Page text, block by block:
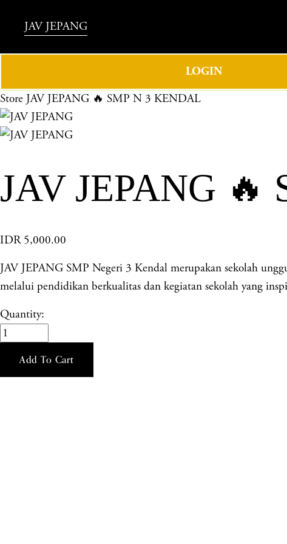
JAV JEPANG
LOGIN
Store JAV JEPANG 🔥 SMP N 3 KENDAL
JAV JEPANG 🔥
IDR 5,000.00
JAV JEPANG SMP Negeri 3 Kendal merupakan sekolah
melalui pendidikan berkualitas dan kegiatan sekolah yang
Quantity:
Add To Cart